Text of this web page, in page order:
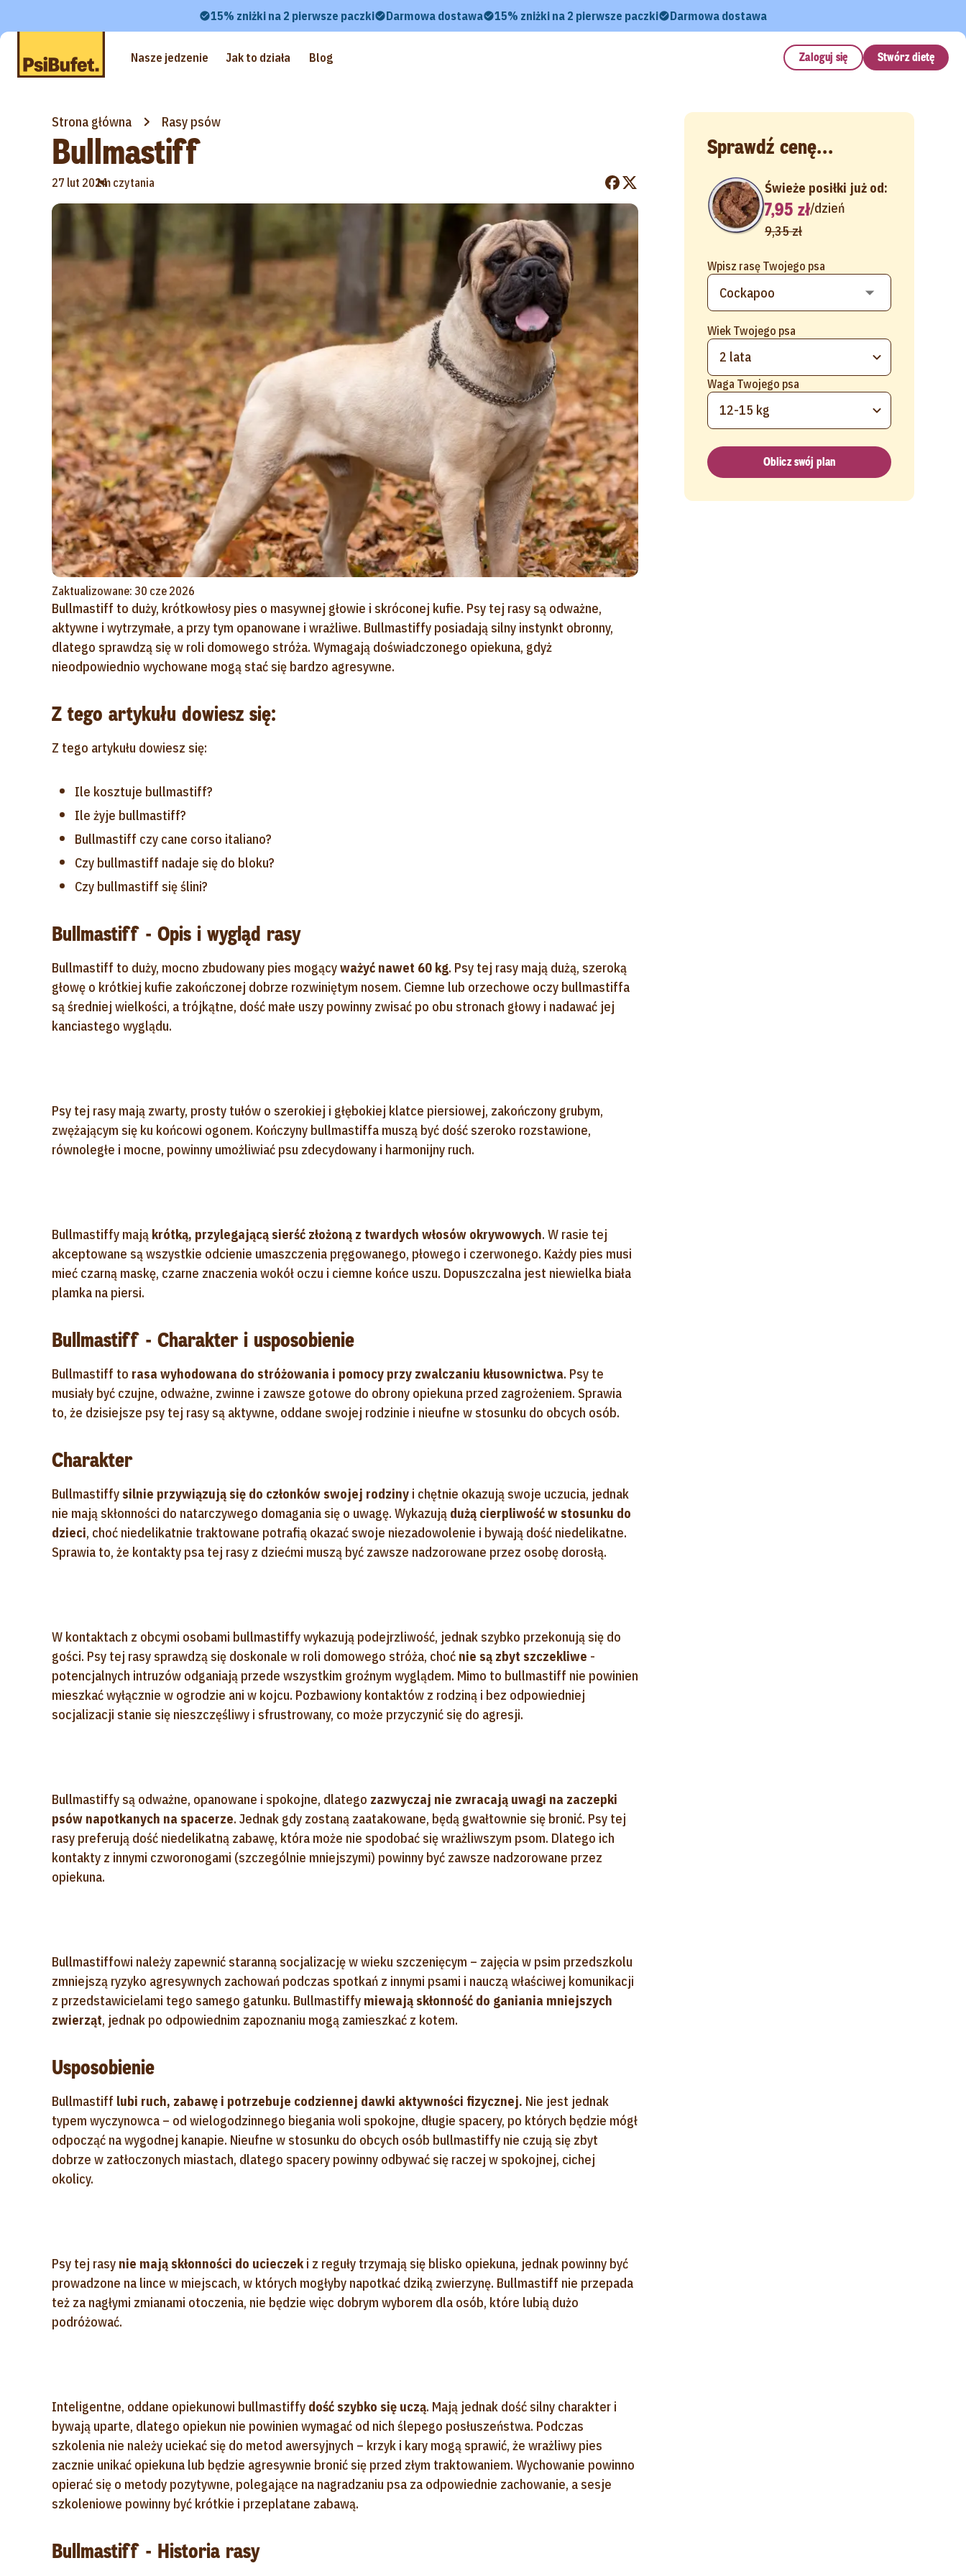
15% zniżki na 2 pierwsze paczki Darmowa dostawa 15% zniżki na 2 pierwsze paczki Darmowa dostawa
Nasze jedzenie Jak to działa Blog Zaloguj się Stwórz dietę
Strona główna Rasy psów
Bullmastiff
27 lut 2024
•
1m czytania
Zaktualizowane: 30 cze 2026
Bullmastiff to duży, krótkowłosy pies o masywnej głowie i skróconej kufie. Psy tej rasy są odważne,
aktywne i wytrzymałe, a przy tym opanowane i wrażliwe. Bullmastiffy posiadają silny instynkt obronny,
dlatego sprawdzą się w roli domowego stróża. Wymagają doświadczonego opiekuna, gdyż
nieodpowiednio wychowane mogą stać się bardzo agresywne.
Z tego artykułu dowiesz się:
Z tego artykułu dowiesz się:
Ile kosztuje bullmastiff?
Ile żyje bullmastiff?
Bullmastiff czy cane corso italiano?
Czy bullmastiff nadaje się do bloku?
Czy bullmastiff się ślini?
Bullmastiff - Opis i wygląd rasy
Bullmastiff to duży, mocno zbudowany pies mogącyważyć nawet 60 kg. Psy tej rasy mają dużą, szeroką
głowę o krótkiej kufie zakończonej dobrze rozwiniętym nosem. Ciemne lub orzechowe oczy bullmastiffa
są średniej wielkości, a trójkątne, dość małe uszy powinny zwisać po obu stronach głowy i nadawać jej
kanciastego wyglądu.
Psy tej rasy mają zwarty, prosty tułów o szerokiej i głębokiej klatce piersiowej, zakończony grubym,
zwężającym się ku końcowi ogonem. Kończyny bullmastiffa muszą być dość szeroko rozstawione,
równoległe i mocne, powinny umożliwiać psu zdecydowany i harmonijny ruch.
Bullmastiffy mają krótką, przylegającą sierść złożoną z twardych włosów okrywowych. W rasie tej
akceptowane są wszystkie odcienie umaszczenia pręgowanego, płowego i czerwonego. Każdy pies musi
mieć czarną maskę, czarne znaczenia wokół oczu i ciemne końce uszu. Dopuszczalna jest niewielka biała
plamka na piersi.
Bullmastiff - Charakter i usposobienie
Bullmastiff to rasa wyhodowana do stróżowania i pomocy przy zwalczaniu kłusownictwa. Psy te
musiały być czujne, odważne, zwinne i zawsze gotowe do obrony opiekuna przed zagrożeniem. Sprawia
to, że dzisiejsze psy tej rasy są aktywne, oddane swojej rodzinie i nieufne w stosunku do obcych osób.
Charakter
Bullmastiffysilnie przywiązują się do członków swojej rodziny i chętnie okazują swoje uczucia, jednak
nie mają skłonności do natarczywego domagania się o uwagę. Wykazują dużą cierpliwość w stosunku do
dzieci, choć niedelikatnie traktowane potrafią okazać swoje niezadowolenie i bywają dość niedelikatne.
Sprawia to, że kontakty psa tej rasy z dziećmi muszą być zawsze nadzorowane przez osobę dorosłą.
W kontaktach z obcymi osobami bullmastiffy wykazują podejrzliwość, jednak szybko przekonują się do
gości. Psy tej rasy sprawdzą się doskonale w roli domowego stróża, choć nie są zbyt szczekliwe -
potencjalnych intruzów odganiają przede wszystkim groźnym wyglądem. Mimo to bullmastiff nie powinien
mieszkać wyłącznie w ogrodzie ani w kojcu. Pozbawiony kontaktów z rodziną i bez odpowiedniej
socjalizacji stanie się nieszczęśliwy i sfrustrowany, co może przyczynić się do agresji.
Bullmastiffy są odważne, opanowane i spokojne, dlatego zazwyczaj nie zwracają uwagi na zaczepki
psów napotkanych na spacerze. Jednak gdy zostaną zaatakowane, będą gwałtownie się bronić. Psy tej
rasy preferują dość niedelikatną zabawę, która może nie spodobać się wrażliwszym psom. Dlatego ich
kontakty z innymi czworonogami (szczególnie mniejszymi) powinny być zawsze nadzorowane przez
opiekuna.
Bullmastiffowi należy zapewnić staranną socjalizację w wieku szczenięcym – zajęcia w psim przedszkolu
zmniejszą ryzyko agresywnych zachowań podczas spotkań z innymi psami i nauczą właściwej komunikacji
z przedstawicielami tego samego gatunku. Bullmastiffy miewają skłonność do ganiania mniejszych
zwierząt, jednak po odpowiednim zapoznaniu mogą zamieszkać z kotem.
Usposobienie
Bullmastiff lubi ruch, zabawę i potrzebuje codziennej dawki aktywności fizycznej. Nie jest jednak
typem wyczynowca – od wielogodzinnego biegania woli spokojne, długie spacery, po których będzie mógł
odpocząć na wygodnej kanapie. Nieufne w stosunku do obcych osób bullmastiffy nie czują się zbyt
dobrze w zatłoczonych miastach, dlatego spacery powinny odbywać się raczej w spokojnej, cichej
okolicy.
Psy tej rasy nie mają skłonności do ucieczeki z reguły trzymają się blisko opiekuna, jednak powinny być
prowadzone na lince w miejscach, w których mogłyby napotkać dziką zwierzynę. Bullmastiff nie przepada
też za nagłymi zmianami otoczenia, nie będzie więc dobrym wyborem dla osób, które lubią dużo
podróżować.
Inteligentne, oddane opiekunowi bullmastiffy dość szybko się uczą. Mają jednak dość silny charakter i
bywają uparte, dlatego opiekun nie powinien wymagać od nich ślepego posłuszeństwa. Podczas
szkolenia nie należy uciekać się do metod awersyjnych – krzyk i kary mogą sprawić, że wrażliwy pies
zacznie unikać opiekuna lub będzie agresywnie bronić się przed złym traktowaniem. Wychowanie powinno
opierać się o metody pozytywne, polegające na nagradzaniu psa za odpowiednie zachowanie, a sesje
szkoleniowe powinny być krótkie i przeplatane zabawą.
Bullmastiff - Historia rasy
Sprawdź cenę...
Wpisz rasę Twojego psa
Wiek Twojego psa
2 lata
Waga Twojego psa
12-15 kg
Świeże posiłki już od:
7,95 zł/dzień
9,35 zł
Oblicz swój plan